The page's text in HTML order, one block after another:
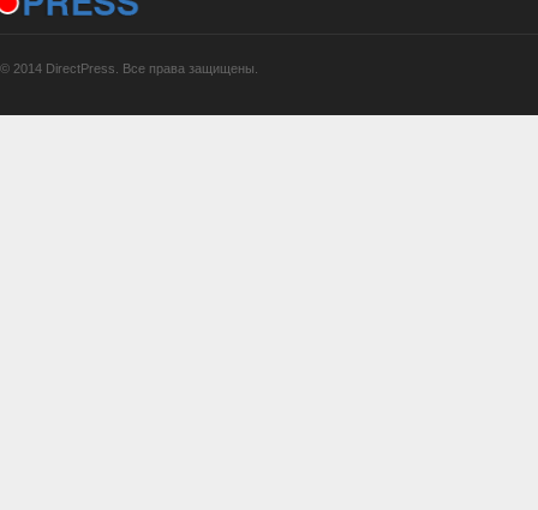
© 2014 DirectPress. Все права защищены.